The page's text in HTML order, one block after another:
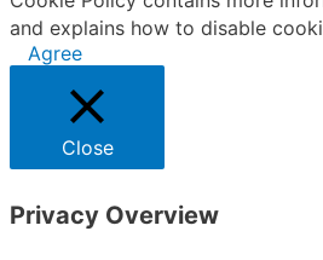
and explains how to disable
Agree
Close
Privacy Overview